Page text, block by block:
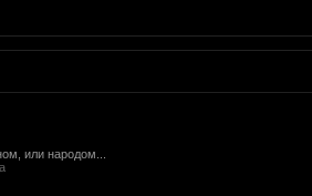
или народом...